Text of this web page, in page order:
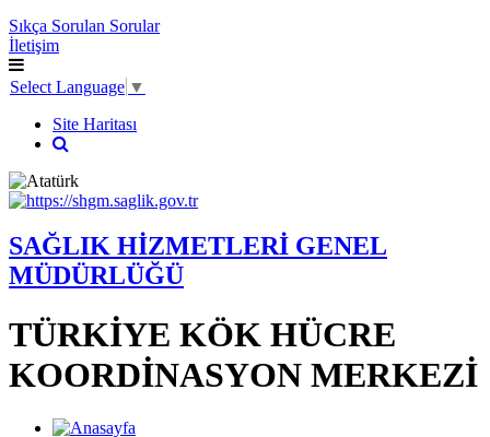
Sıkça Sorulan Sorular
İletişim
Select Language ▼
Site Haritası
SAĞLIK HİZMETLERİ GENEL
MÜDÜRLÜĞÜ
TÜRKİYE KÖK HÜCRE
KOORDİNASYON MERKEZİ